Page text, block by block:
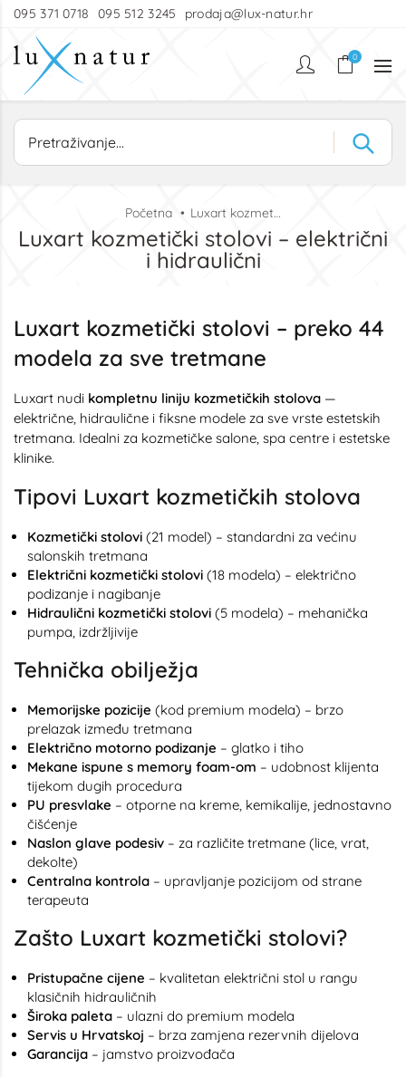
095 371 0718 095 512 3245 prodaja@lux-natur.hr
0
Početna Luxart kozmetički stolovi – električni i hidraulični
Luxart kozmetički stolovi – električni
i hidraulični
Luxart kozmetički stolovi – preko 44
modela za sve tretmane
Luxart nudi kompletnu liniju kozmetičkih stolova —
električne, hidraulične i fiksne modele za sve vrste estetskih
tretmana. Idealni za kozmetičke salone, spa centre i estetske
klinike.
Tipovi Luxart kozmetičkih stolova
Kozmetički stolovi (21 model) – standardni za većinu
salonskih tretmana
Električni kozmetički stolovi (18 modela) – električno
podizanje i nagibanje
Hidraulični kozmetički stolovi (5 modela) – mehanička
pumpa, izdržljivije
Tehnička obilježja
Memorijske pozicije (kod premium modela) – brzo
prelazak između tretmana
Električno motorno podizanje – glatko i tiho
Mekane ispune s memory foam-om – udobnost klijenta
tijekom dugih procedura
PU presvlake – otporne na kreme, kemikalije, jednostavno
čišćenje
Naslon glave podesiv – za različite tretmane (lice, vrat,
dekolte)
Centralna kontrola – upravljanje pozicijom od strane
terapeuta
Zašto Luxart kozmetički stolovi?
Pristupačne cijene – kvalitetan električni stol u rangu
klasičnih hidrauličnih
Široka paleta – ulazni do premium modela
Servis u Hrvatskoj – brza zamjena rezervnih dijelova
Garancija – jamstvo proizvođača